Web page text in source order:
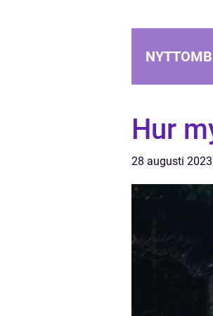
Hur
28 augusti 2023